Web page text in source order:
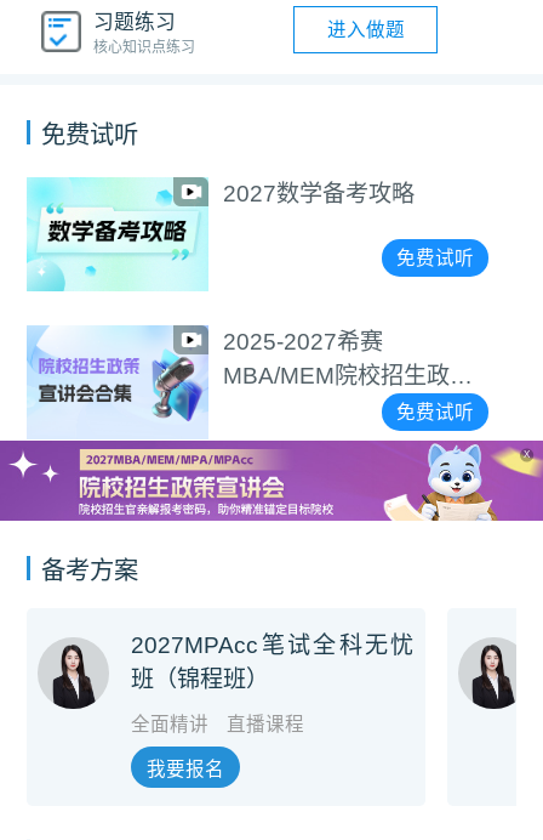
习题练习
核心知识点练习
进入做题
免费试听
选择＞努力！手把手教
免费试
2027逻辑备考攻略
免费试
X
备考方案
2027MPAcc笔试全科无忧
班（锦程班）
全面精讲 直播课程
我要报名